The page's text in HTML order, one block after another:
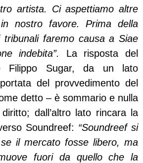
artista. Ci aspettiamo altre
nostro favore. Prima della
tribunali faremo causa a Siae
indebita”. La risposta del
Filippo Sugar, da un lato
del provvedimento del
detto – è sommario e nulla
dall’altro lato rincara la
Soundreef: “Soundreef si
il mercato fosse libero, ma
fuori da quello che la